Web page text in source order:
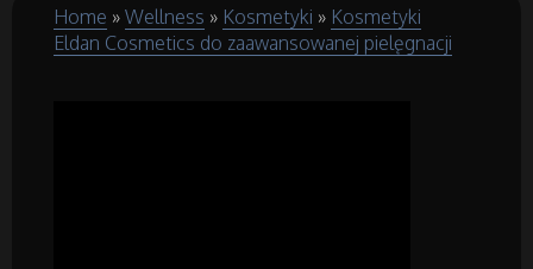
Kredyty, Leasing
Home » Wellness » Kosmetyki » Kosmetyki
Eldan Cosmetics do zaawansowanej pielęgnacji